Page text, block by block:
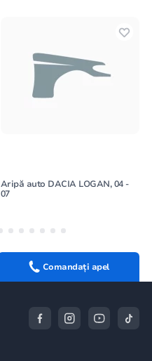
Aripă auto DACIA LOGAN, 04 -
07
Comandați apel